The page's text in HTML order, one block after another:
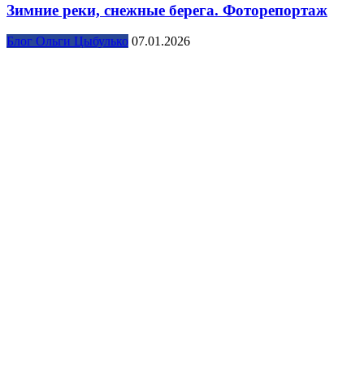
Зимние реки, снежные берега. Фоторепортаж
Блог Ольги Цыбулько 07.01.2026